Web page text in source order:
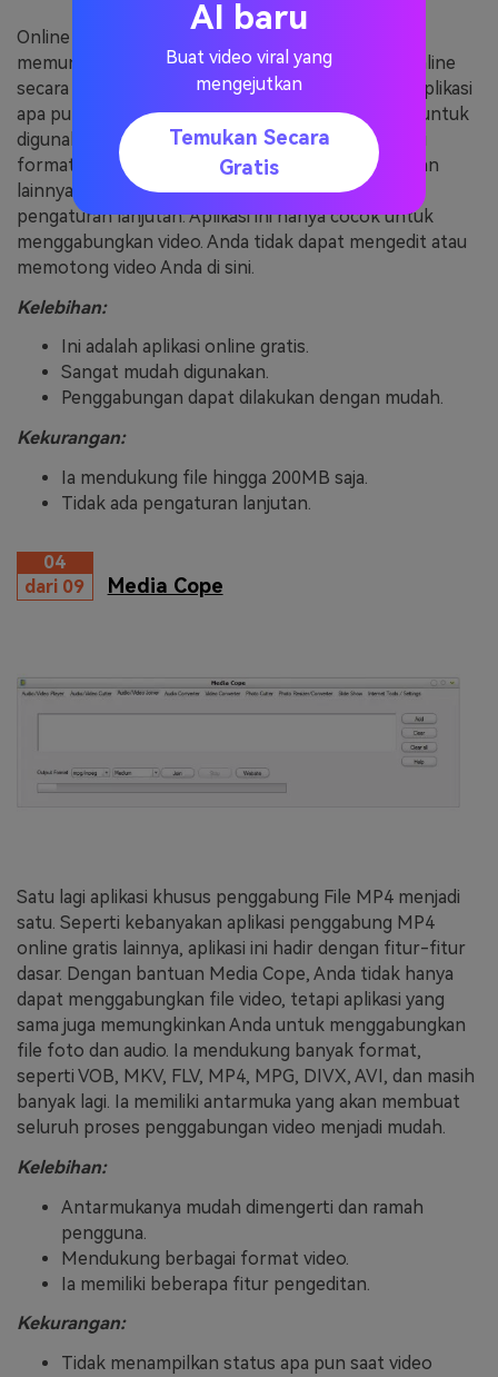
Online Converter adalah aplikasi online yang
memungkinkan Anda menggabungkan file mp4 online
secara gratis. Jika Anda tidak ingin mendownload aplikasi
apa pun, Online Converter adalah aplikasi terbaik untuk
digunakan. Online Converter mendukung berbagai
format video, seperti MP4, MOV, FLV, MKV, AVI, dan
lainnya. Namun, jangan mengharapkan adanya
pengaturan lanjutan. Aplikasi ini hanya cocok untuk
menggabungkan video. Anda tidak dapat mengedit atau
memotong video Anda di sini.
Kelebihan:
Ini adalah aplikasi online gratis.
Sangat mudah digunakan.
Penggabungan dapat dilakukan dengan mudah.
Kekurangan:
Ia mendukung file hingga 200MB saja.
Tidak ada pengaturan lanjutan.
04
dari 09
Media Cope
Satu lagi aplikasi khusus penggabung File MP4 menjadi
satu. Seperti kebanyakan aplikasi penggabung MP4
online gratis lainnya, aplikasi ini hadir dengan fitur-fitur
dasar. Dengan bantuan Media Cope, Anda tidak hanya
dapat menggabungkan file video, tetapi aplikasi yang
sama juga memungkinkan Anda untuk menggabungkan
file foto dan audio. Ia mendukung banyak format,
seperti VOB, MKV, FLV, MP4, MPG, DIVX, AVI, dan masih
banyak lagi. Ia memiliki antarmuka yang akan membuat
seluruh proses penggabungan video menjadi mudah.
Kelebihan:
Antarmukanya mudah dimengerti dan ramah
pengguna.
Mendukung berbagai format video.
Ia memiliki beberapa fitur pengeditan.
Kekurangan:
Tidak menampilkan status apa pun saat video
AI baru
Buat video viral yang
mengejutkan
Temukan Secara
Gratis